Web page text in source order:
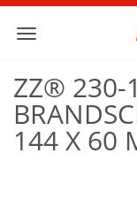
ZZ® 230-
144 X 60